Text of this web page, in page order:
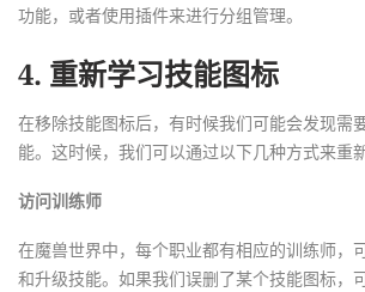
功能，或者使用插件来进行分组管理。
4. 重新学习技能图标
在移除技能图标后，有时候我们可能会发现需
能。这时候，我们可以通过以下几种方式来重
访问训练师
在魔兽世界中，每个职业都有相应的训练师，
和升级技能。如果我们误删了某个技能图标，